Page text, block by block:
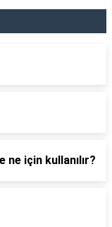
ne için kullanılır?